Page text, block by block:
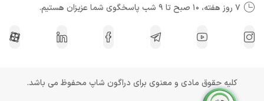
7 روز هفته، 10 صبح تا 9 شب پاسخگوی شما عزیزان هستیم.
کلیه حقوق مادی و معنوی برای دراگون شاپ محفوظ می باشد.